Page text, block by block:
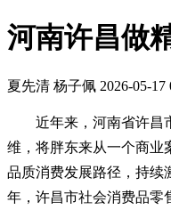
河南许昌做
夏先清 杨子佩 2026-05-17
近年来，河南省许昌
维，将胖东来从一个商业
品质消费发展路径，持续
年，许昌市社会消费品零